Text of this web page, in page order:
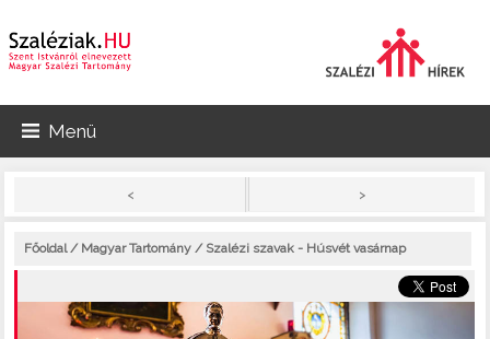
Menü
< >
Főoldal/ Magyar Tartomány / Szalézi szavak - Húsvét vasárnap